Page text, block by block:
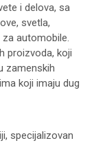
i delova, sa
svetla,
automobile.
proizvoda, koji
zamenskih
koji imaju dug
specijalizovan